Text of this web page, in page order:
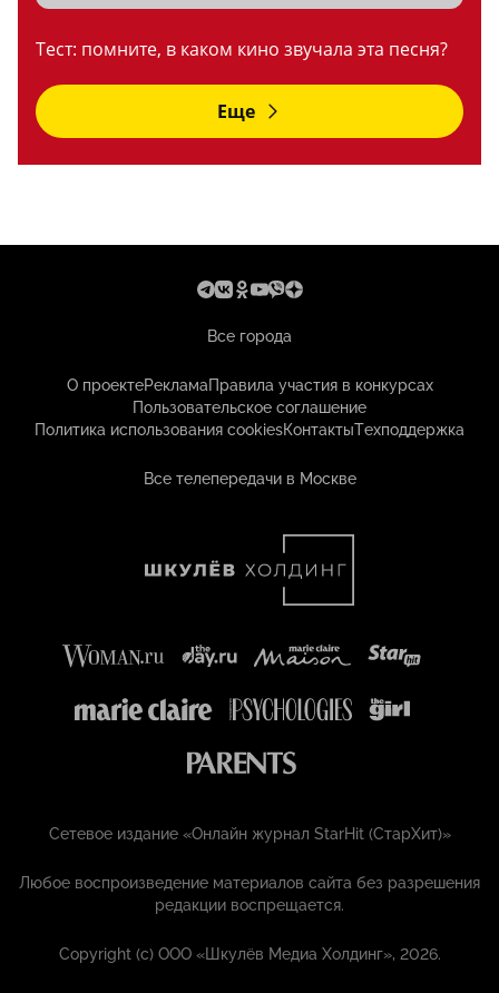
Тест: помните, в каком кино звучала эта песня?
Еще
Все города
О проектеРекламаПравила участия в конкурсах
Пользовательское соглашение
Политика использования cookiesКонтактыТехподдержка
Все телепередачи в Москве
Сетевое издание «Онлайн журнал StarHit (СтарХит)»
Любое воспроизведение материалов сайта без разрешения
редакции воспрещается.
Copyright (с) ООО «Шкулёв Медиа Холдинг», 2026.